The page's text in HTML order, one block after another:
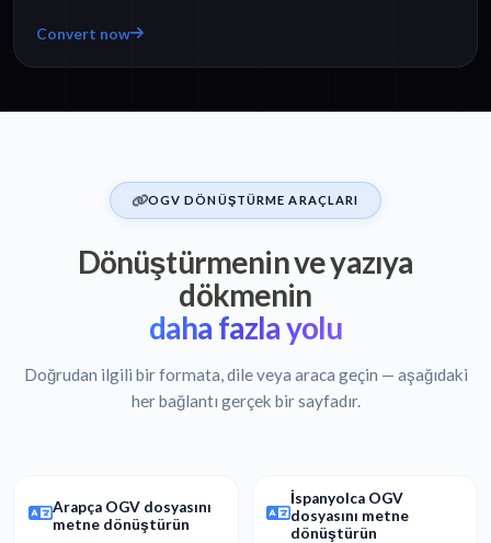
Convert now
OGV DÖNÜŞTÜRME ARAÇLARI
Dönüştürmenin ve yazıya
dökmenin
daha fazla yolu
Doğrudan ilgili bir formata, dile veya araca geçin — aşağıdaki
her bağlantı gerçek bir sayfadır.
Arapça OGV dosyasını
metne dönüştürün
İspanyolca OGV
dosyasını metne
dönüştürün